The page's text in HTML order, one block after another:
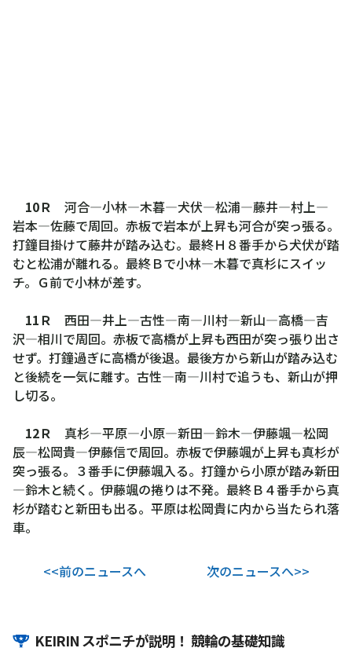
10Ｒ
河合―小林―木暮―犬伏―松浦―藤井―村上―
岩本―佐藤で周回。赤板で岩本が上昇も河合が突っ張る。
打鐘目掛けて藤井が踏み込む。最終Ｈ８番手から犬伏が踏
むと松浦が離れる。最終Ｂで小林―木暮で真杉にスイッ
チ。Ｇ前で小林が差す。
11Ｒ
西田―井上―古性―南―川村―新山―高橋―吉
沢―相川で周回。赤板で高橋が上昇も西田が突っ張り出さ
せず。打鐘過ぎに高橋が後退。最後方から新山が踏み込む
と後続を一気に離す。古性―南―川村で追うも、新山が押
し切る。
12Ｒ
真杉―平原―小原―新田―鈴木―伊藤颯―松岡
辰―松岡貴―伊藤信で周回。赤板で伊藤颯が上昇も真杉が
突っ張る。３番手に伊藤颯入る。打鐘から小原が踏み新田
―鈴木と続く。伊藤颯の捲りは不発。最終Ｂ４番手から真
杉が踏むと新田も出る。平原は松岡貴に内から当たられ落
車。
<<前のニュースへ 次のニュースへ>>
KEIRIN スポニチが説明！ 競輪の基礎知識